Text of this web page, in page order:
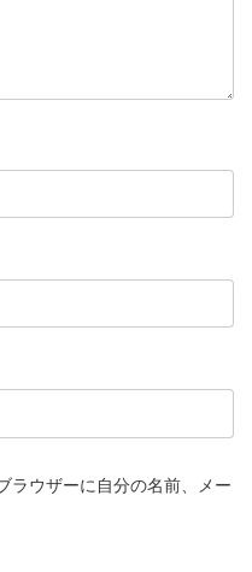
ラウザーに自分の名前、メー